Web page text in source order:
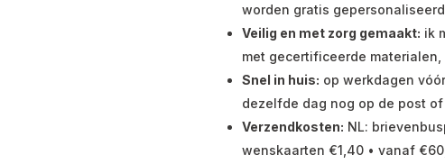
worden gratis
Veilig en met zorg gemaakt: ik
met gecertificeerde
Snel in huis: op werkdagen
dezelfde dag nog op de post
Verzendkosten: NL:
wenskaarten €1,40 • vanaf